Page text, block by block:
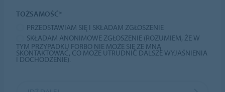
TOŻSAMOŚĆ*
PRZEDSTAWIAM SIĘ I SKŁADAM ZGŁOSZENIE
SKŁADAM ANONIMOWE ZGŁOSZENIE (ROZUMIEM, ŻE W
TYM PRZYPADKU FORBO NIE MOŻE SIĘ ZE MNĄ
SKONTAKTOWAĆ, CO MOŻE UTRUDNIĆ DALSZE WYJAŚNIENIA
I DOCHODZENIE).